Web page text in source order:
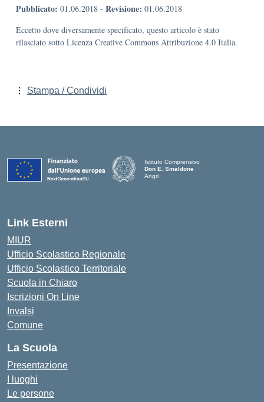
Pubblicato: 01.06.2018 - Revisione: 01.06.2018
Eccetto dove diversamente specificato, questo articolo è stato
rilasciato sotto Licenza Creative Commons Attribuzione 4.0 Italia.
Stampa / Condividi
Istituto Comprensivo
Don E. Smaldone
Angri
Link Esterni
MIUR
Ufficio Scolastico Regionale
Ufficio Scolastico Territoriale
Scuola in Chiaro
Iscrizioni On Line
Invalsi
Comune
La Scuola
Presentazione
I luoghi
Le persone